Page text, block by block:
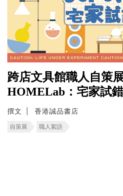
跨店文具館職人自策
HOMELab：宅家試錯
撰文 香港誠品書店
自策展 職人絮語